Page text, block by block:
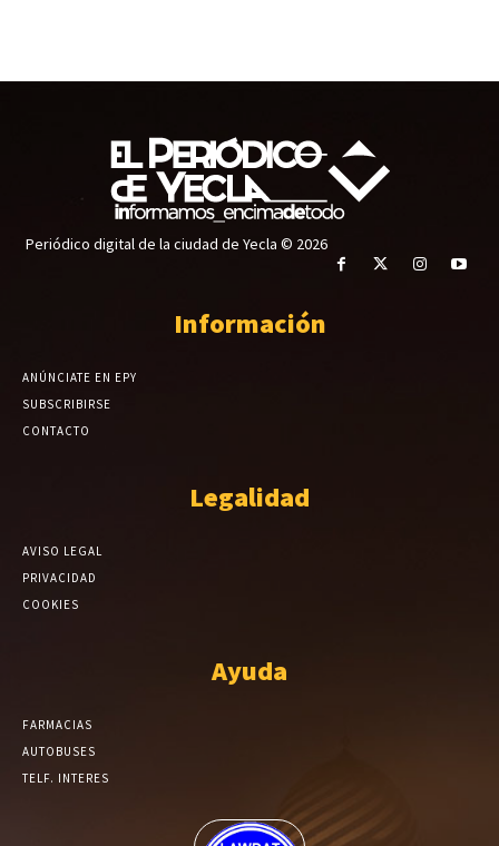
Periódico digital de la ciudad de Yecla © 2026
Información
ANÚNCIATE EN EPY
SUBSCRIBIRSE
CONTACTO
Legalidad
AVISO LEGAL
PRIVACIDAD
COOKIES
Ayuda
FARMACIAS
AUTOBUSES
TELF. INTERES